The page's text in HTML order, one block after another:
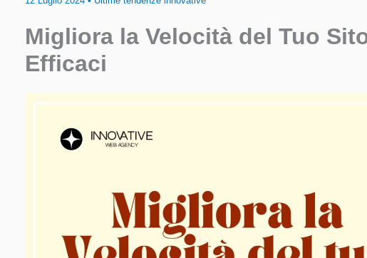
Migliora la Velocità del Tuo
Efficaci